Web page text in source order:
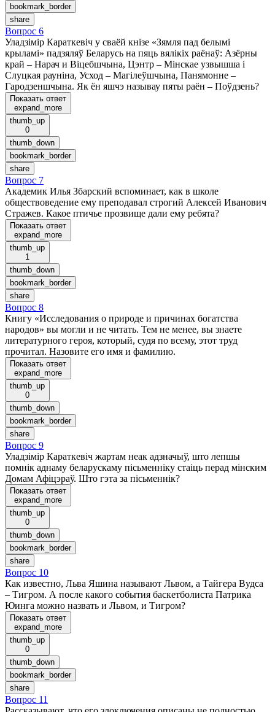
bookmark_border
share
Вопрос 6
Уладзiмiр Караткевiч у сваёй кнiзе «Зямля пад белымi
крыламi» падзяляў Беларусь на пяць вялiкiх раёнаў: Азёрны
край – Нарач и Вiцебшчына, Цэнтр – Мiнскае узвышша i
Слуцкая раунiна, Усход – Магiлеўшчына, Панямонне –
Гародзеншчына. Як ён яшчэ называу пяты раён – Поўдзень?
Показать ответ
expand_more
thumb_up
0
thumb_down
bookmark_border
share
Вопрос 7
Академик Илья Збарский вспоминает, как в школе
обществоведение ему преподавал строгий Алексей Иванович
Стражев. Какое птичье прозвище дали ему ребята?
Показать ответ
expand_more
thumb_up
1
thumb_down
bookmark_border
share
Вопрос 8
Книгу «Исследования о природе и причинах богатства
народов» вы могли и не читать. Тем не менее, вы знаете
литературного героя, который, судя по всему, этот труд
прочитал. Назовите его имя и фамилию.
Показать ответ
expand_more
thumb_up
0
thumb_down
bookmark_border
share
Вопрос 9
Уладзiмiр Караткевiч жартам неак адзначыў, што лепшы
помнiк аднаму беларускаму пiсьменнiку стаiць перад мiнским
Домам Афiцэраў. Што гэта за пiсьменнiк?
Показать ответ
expand_more
thumb_up
0
thumb_down
bookmark_border
share
Вопрос 10
Как известно, Льва Яшина называют Львом, а Тайгера Вудса
– Тигром. А после какого события баскетболиста Патрика
Юинга можно назвать и Львом, и Тигром?
Показать ответ
expand_more
thumb_up
0
thumb_down
bookmark_border
share
Вопрос 11